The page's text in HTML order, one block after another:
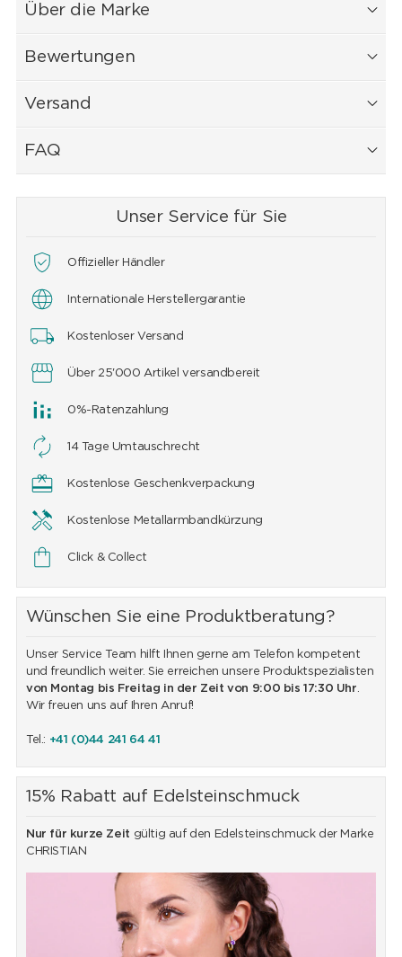
Über die Marke
Bewertungen
Versand
FAQ
Unser Service für Sie
Offizieller Händler
Internationale Herstellergarantie
Kostenloser Versand
Über 25'000 Artikel versandbereit
0%-Ratenzahlung
14 Tage Umtauschrecht
Kostenlose Geschenkverpackung
Kostenlose Metallarmbandkürzung
Click & Collect
Wünschen Sie eine Produktberatung?
Unser Service Team hilft Ihnen gerne am Telefon kompetent
und freundlich weiter. Sie erreichen unsere Produktspezialisten
von Montag bis Freitag in der Zeit von 9:00 bis 17:30 Uhr.
Wir freuen uns auf Ihren Anruf!
Tel.: +41 (0)44 241 64 41
15% Rabatt auf Edelsteinschmuck
Nur für kurze Zeit gültig auf den Edelsteinschmuck der Marke
CHRISTIAN